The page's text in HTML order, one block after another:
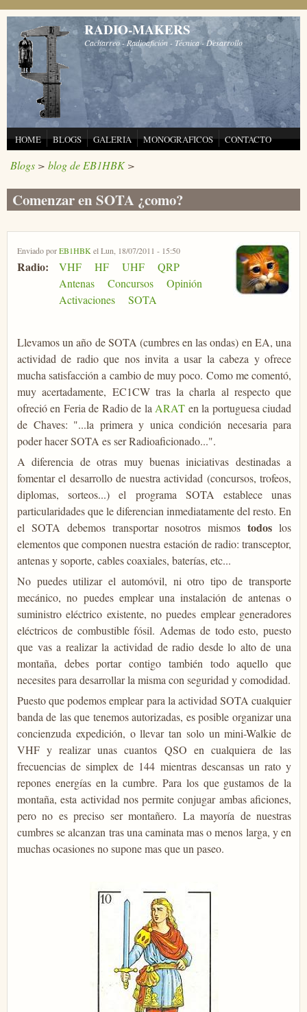
Pasar al contenido principal
RADIO-MAKERS
Cacharreo - Radioafición - Técnica - Desarrollo
HOME BLOGS GALERIA MONOGRAFICOS CONTACTO
Blogs > blog de EB1HBK>
Comenzar en SOTA ¿como?
Enviado porEB1HBK el Lun, 18/07/2011 - 15:50
Radio: VHF HF UHF
QRP
Antenas
Concursos
Opinión
Activaciones
SOTA
Llevamos un año de SOTA (cumbres en las ondas) en EA, una
actividad de radio que nos invita a usar la cabeza y ofrece
mucha satisfacción a cambio de muy poco. Como me comentó,
muy acertadamente, EC1CW tras la charla al respecto que
ofreció en Feria de Radio de la ARAT en la portuguesa ciudad
de Chaves: "...la primera y unica condición necesaria para
poder hacer SOTA es ser Radioaficionado...".
A diferencia de otras muy buenas iniciativas destinadas a
fomentar el desarrollo de nuestra actividad (concursos, trofeos,
diplomas, sorteos...) el programa SOTA establece unas
particularidades que le diferencian inmediatamente del resto. En
el SOTA debemos transportar nosotros mismostodos los
elementos que componen nuestra estación de radio: transceptor,
antenas y soporte, cables coaxiales, baterías, etc...
No puedes utilizar el automóvil, ni otro tipo de transporte
mecánico, no puedes emplear una instalación de antenas o
suministro eléctrico existente, no puedes emplear generadores
eléctricos de combustible fósil. Ademas de todo esto, puesto
que vas a realizar la actividad de radio desde lo alto de una
montaña, debes portar contigo también todo aquello que
necesites para desarrollar la misma con seguridad y comodidad.
Puesto que podemos emplear para la actividad SOTA cualquier
banda de las que tenemos autorizadas, es posible organizar una
concienzuda expedición, o llevar tan solo un mini-Walkie de
VHF y realizar unas cuantos QSO en cualquiera de las
frecuencias de simplex de 144 mientras descansas un rato y
repones energías en la cumbre. Para los que gustamos de la
montaña, esta actividad nos permite conjugar ambas aficiones,
pero no es preciso ser montañero. La mayoría de nuestras
cumbres se alcanzan tras una caminata mas o menos larga, y en
muchas ocasiones no supone mas que un paseo.